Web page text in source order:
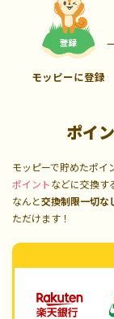
モッピーに登録
ポイ
モッピーで貯めたポイ
ポイントなどに交換す
なんと交換制限一切な
ただけます！